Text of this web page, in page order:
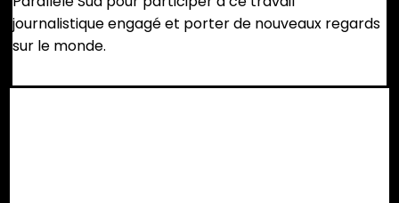
journalistique engagé et porter de nouveaux regards
sur le monde.